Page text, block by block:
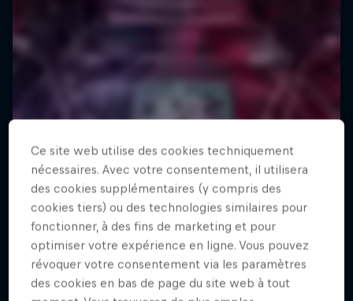
Ce site web utilise des cookies techniquement
nécessaires. Avec votre consentement, il utilisera
des cookies supplémentaires (y compris des
cookies tiers) ou des technologies similaires pour
fonctionner, à des fins de marketing et pour
optimiser votre expérience en ligne. Vous pouvez
révoquer votre consentement via les paramètres
des cookies en bas de page du site web à tout